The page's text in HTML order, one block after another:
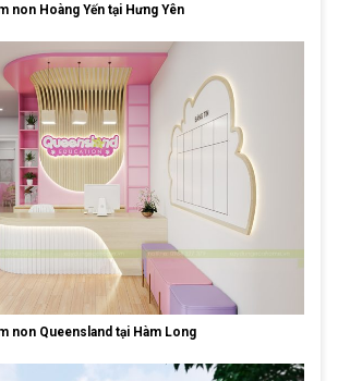
non Hoàng Yến tại Hưng Yên
non Queensland tại Hàm Long